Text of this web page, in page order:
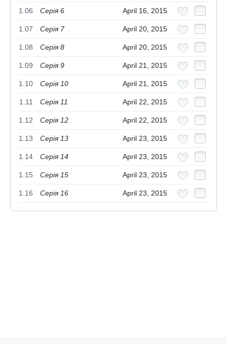
1.06 Серія 6 April 16, 2015
1.07 Серія 7 April 20, 2015
1.08 Серія 8 April 20, 2015
1.09 Серія 9 April 21, 2015
1.10 Серія 10 April 21, 2015
1.11 Серія 11 April 22, 2015
1.12 Серія 12 April 22, 2015
1.13 Серія 13 April 23, 2015
1.14 Серія 14 April 23, 2015
1.15 Серія 15 April 23, 2015
1.16 Серія 16 April 23, 2015